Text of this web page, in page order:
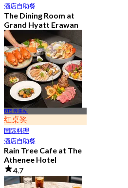
酒店自助餐
The Dining Room at
Grand Hyatt Erawan
4.8
21.2K 已预订
起฿ 1,087.5
BTS 奔集站
红桌奖
国际料理
酒店自助餐
Rain Tree Cafe at The
Athenee Hotel
4.7
23.4K 已预订